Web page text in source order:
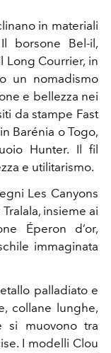
in materiali
Il borsone Bel-il,
Long Courrier, in
un nomadismo
e bellezza nei
da stampe Fast
Barénia o Togo,
Hunter. Il fil
e utilitarismo.
Les Canyons
insieme ai
Éperon d’or,
immaginata
palladiato e
collane lunghe,
si muovono tra
I modelli Clou